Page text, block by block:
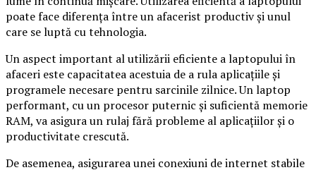
poate face diferența între un afacerist productiv și unul
care se luptă cu tehnologia.
Un aspect important al utilizării eficiente a laptopului în
afaceri este capacitatea acestuia de a rula aplicațiile și
programele necesare pentru sarcinile zilnice. Un laptop
performant, cu un procesor puternic și suficientă memorie
RAM, va asigura un rulaj fără probleme al aplicațiilor și o
productivitate crescută.
De asemenea, asigurarea unei conexiuni de internet stabile